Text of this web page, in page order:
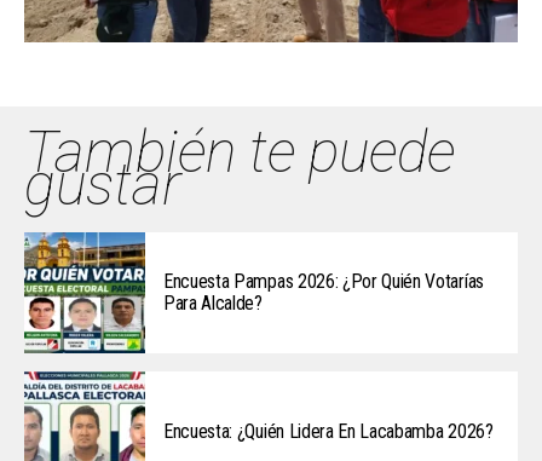
También te puede
gustar
Encuesta Pampas 2026: ¿Por Quién Votarías
Para Alcalde?
Encuesta: ¿Quién Lidera En Lacabamba 2026?